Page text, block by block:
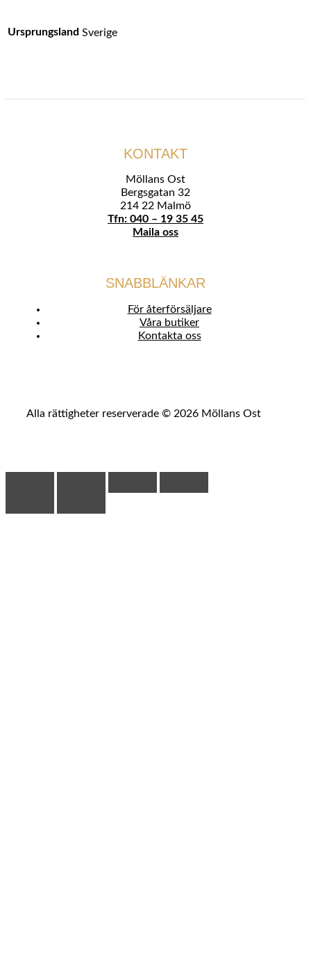
Ursprungsland Sverige
KONTAKT
Möllans Ost
Bergsgatan 32
214 22 Malmö
Tfn: 040 – 19 35 45
Maila oss
SNABBLÄNKAR
För återförsäljare
Våra butiker
Kontakta oss
Alla rättigheter reserverade © 2026 Möllans Ost